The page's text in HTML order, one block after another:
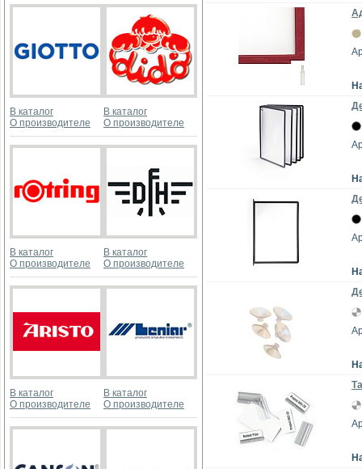
В каталог
О производителе
В каталог
О производителе
В каталог
О производителе
В каталог
О производителе
В каталог
О производителе
В каталог
О производителе